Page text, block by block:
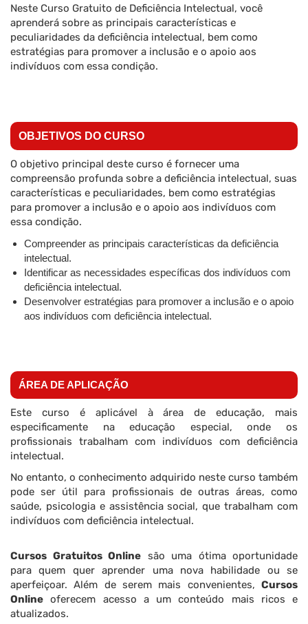
Neste Curso Gratuito de Deficiência Intelectual, você
aprenderá sobre as principais características e
peculiaridades da deficiência intelectual, bem como
estratégias para promover a inclusão e o apoio aos
indivíduos com essa condição.
OBJETIVOS DO CURSO
O objetivo principal deste curso é fornecer uma
compreensão profunda sobre a deficiência intelectual, suas
características e peculiaridades, bem como estratégias
para promover a inclusão e o apoio aos indivíduos com
essa condição.
Compreender as principais características da deficiência
intelectual.
Identificar as necessidades específicas dos indivíduos com
deficiência intelectual.
Desenvolver estratégias para promover a inclusão e o apoio
aos indivíduos com deficiência intelectual.
ÁREA DE APLICAÇÃO
Este curso é aplicável à área de educação, mais
especificamente na educação especial, onde os
profissionais trabalham com indivíduos com deficiência
intelectual.
No entanto, o conhecimento adquirido neste curso também
pode ser útil para profissionais de outras áreas, como
saúde, psicologia e assistência social, que trabalham com
indivíduos com deficiência intelectual.
Cursos Gratuitos Online são uma ótima oportunidade
para quem quer aprender uma nova habilidade ou se
aperfeiçoar. Além de serem mais convenientes, Cursos
Online oferecem acesso a um conteúdo mais ricos e
atualizados.